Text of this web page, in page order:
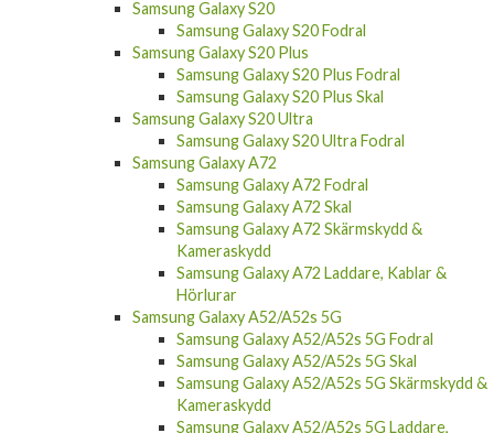
Samsung Galaxy S20 Fodral
Samsung Galaxy S20 Plus
Samsung Galaxy S20 Plus Fodral
Samsung Galaxy S20 Plus Skal
Samsung Galaxy S20 Ultra
Samsung Galaxy S20 Ultra Fodral
Samsung Galaxy A72
Samsung Galaxy A72 Fodral
Samsung Galaxy A72 Skal
Samsung Galaxy A72 Skärmskydd &
Kameraskydd
Samsung Galaxy A72 Laddare, Kablar &
Hörlurar
Samsung Galaxy A52/A52s 5G
Samsung Galaxy A52/A52s 5G Fodral
Samsung Galaxy A52/A52s 5G Skal
Samsung Galaxy A52/A52s 5G Skärmskydd &
Kameraskydd
Samsung Galaxy A52/A52s 5G Laddare,
Kablar & Hörlurar